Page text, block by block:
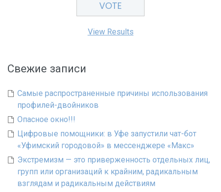
View Results
Свежие записи
Самые распространенные причины использования
профилей-двойников
Опасное окно!!!
Цифровые помощники: в Уфе запустили чат-бот
«Уфимский городовой» в мессенджере «Макс»
Экстремизм — это приверженность отдельных лиц,
групп или организаций к крайним, радикальным
взглядам и радикальным действиям